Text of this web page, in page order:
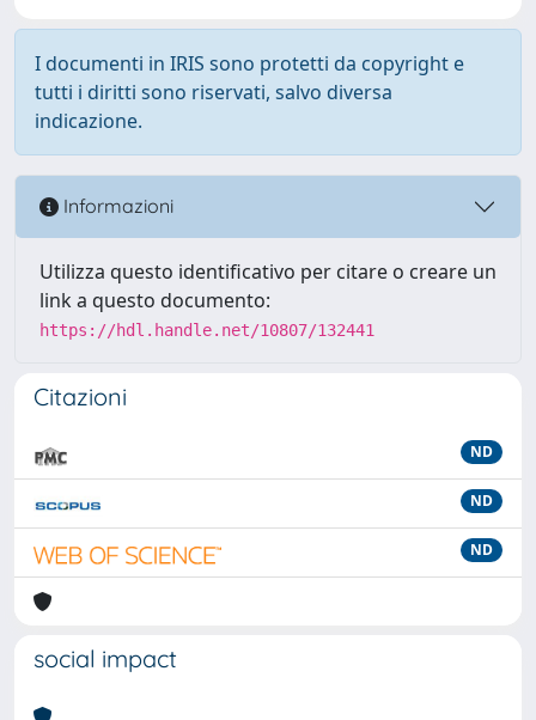
I documenti in IRIS sono protetti da copyright e
tutti i diritti sono riservati, salvo diversa
indicazione.
Informazioni
Utilizza questo identificativo per citare o creare un
link a questo documento:
https://hdl.handle.net/10807/132441
Citazioni
ND
ND
ND
social impact